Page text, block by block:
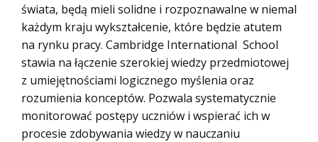
świata, będą mieli solidne i rozpoznawalne w niemal
każdym kraju wykształcenie, które będzie atutem
na rynku pracy. Cambridge International School
stawia na łączenie szerokiej wiedzy przedmiotowej
z umiejętnościami logicznego myślenia oraz
rozumienia konceptów. Pozwala systematycznie
monitorować postępy uczniów i wspierać ich w
procesie zdobywania wiedzy w nauczaniu